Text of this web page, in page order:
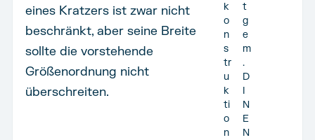
t
g
e
m
.
D
I
N
E
N
k
o
n
s
tr
u
k
ti
o
n
eines Kratzers ist zwar nicht
beschränkt, aber seine Breite
sollte die vorstehende
Größenordnung nicht
überschreiten.